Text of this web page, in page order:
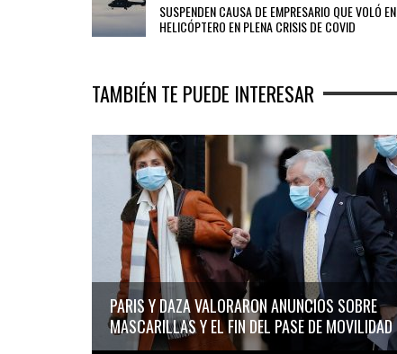
SUSPENDEN CAUSA DE EMPRESARIO QUE VOLÓ EN
HELICÓPTERO EN PLENA CRISIS DE COVID
TAMBIÉN TE PUEDE INTERESAR
PARIS Y DAZA VALORARON ANUNCIOS SOBRE
MASCARILLAS Y EL FIN DEL PASE DE MOVILIDAD